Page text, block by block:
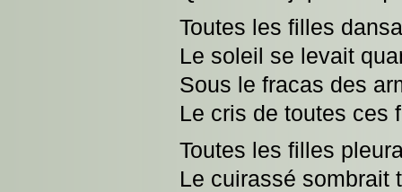
Toutes les filles
Le soleil se levait
Sous le fracas des
Le cris de toutes ces
Toutes les filles
Le cuirassé sombrait